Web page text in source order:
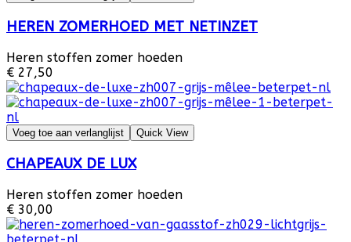
HEREN ZOMERHOED MET NETINZET
Heren stoffen zomer hoeden
€ 27,50
Voeg toe aan verlanglijst Quick View
CHAPEAUX DE LUX
Heren stoffen zomer hoeden
€ 30,00